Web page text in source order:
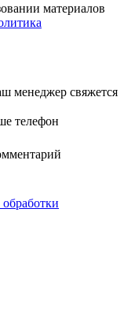
материалов
менеджер свяжется
телефон